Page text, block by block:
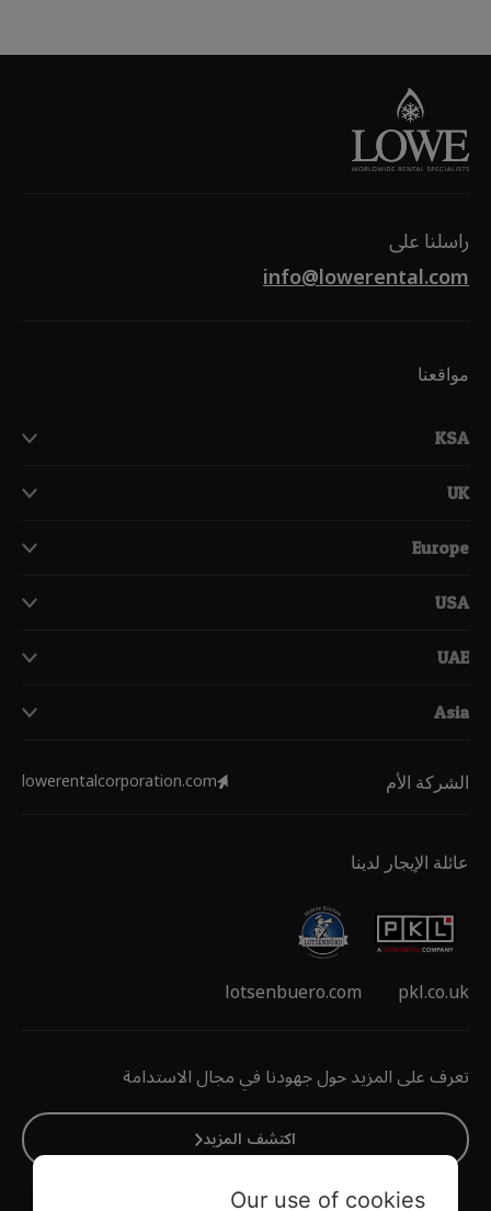
راسلنا على
info@lowerental.com
مواقعنا
KSA
UK
Europe
USA
UAE
Asia
تعرف على المزيد حول جهودنا في مجال الاستدامة
اكتشف المزيد
الشركة الأم lowerentalcorporation.com
عائلة الإيجار لدينا
pkl.co.uk
lotsenbuero.com
Our use of cookies